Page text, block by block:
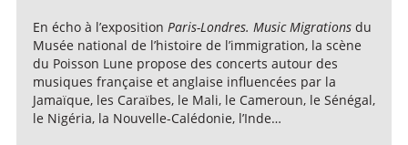
En écho à l’exposition Paris-Londres. Music Migrations du
Musée national de l’histoire de l’immigration, la scène
du Poisson Lune propose des concerts autour des
musiques française et anglaise influencées par la
Jamaïque, les Caraïbes, le Mali, le Cameroun, le Sénégal,
le Nigéria, la Nouvelle-Calédonie, l’Inde…